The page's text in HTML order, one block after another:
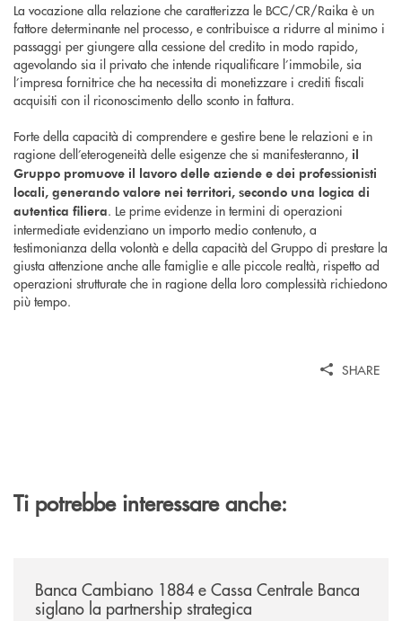
La vocazione alla relazione che caratterizza le BCC/CR/Raika è un
fattore determinante nel processo, e contribuisce a ridurre al minimo i
passaggi per giungere alla cessione del credito in modo rapido,
agevolando sia il privato che intende riqualificare l’immobile, sia
l’impresa fornitrice che ha necessita di monetizzare i crediti fiscali
acquisiti con il riconoscimento dello sconto in fattura.
Forte della capacità di comprendere e gestire bene le relazioni e in
ragione dell’eterogeneità delle esigenze che si manifesteranno, il
Gruppo promuove il lavoro delle aziende e dei professionisti
locali, generando valore nei territori, secondo una logica di
autentica filiera. Le prime evidenze in termini di operazioni
intermediate evidenziano un importo medio contenuto, a
testimonianza della volontà e della capacità del Gruppo di prestare la
giusta attenzione anche alle famiglie e alle piccole realtà, rispetto ad
operazioni strutturate che in ragione della loro complessità richiedono
più tempo.
SHARE
Ti potrebbe interessare anche:
Banca Cambiano 1884 e Cassa Centrale Banca
siglano la partnership strategica